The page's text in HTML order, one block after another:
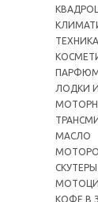
ТЕХНИКА
ЛОДКИ
МАСЛО
СКУТЕРЫ
КОФЕ В